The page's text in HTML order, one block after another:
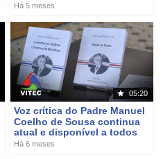
Há 5 meses
05:20
Voz crítica do Padre Manuel
Coelho de Sousa continua
atual e disponível a todos
Há 6 meses